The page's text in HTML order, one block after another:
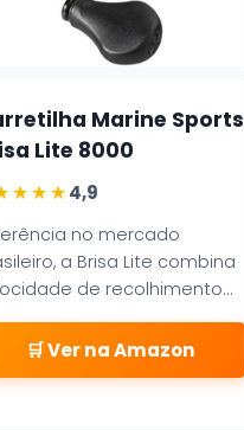
Marine Sports
Lite 8000
4,9
no mercado
a Brisa Lite combina
de recolhimento
um sistema de freio
que evita as
🛒 Ver na Amazon